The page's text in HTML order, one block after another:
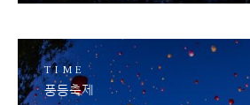
TIME
풍등축제